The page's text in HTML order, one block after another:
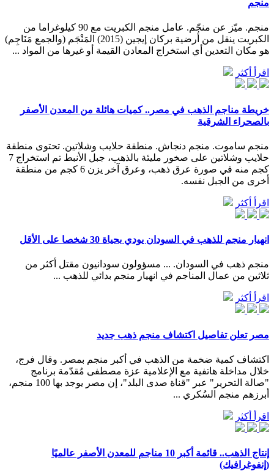
منجم
منجم. ميّز عن منجّم. عامل منجم الكبريت مع 90 كيلوغراما من
الكبريت ينقل من أرضية بركان إيجين (2015) المَنْجَم (والجمع مَنَاجِم)
هو مكان التعدين أي استخراج المعادن القيمة أو غيرها من المواد ...
اقرأ أكثر
خريطة مناجم الذهب في مصر.. كميات هائلة من المعدن الأصفر
بالصحراء الشرقية
منجم ساموت. منجم دنجاش. منطقة حلايب وشلاتين. تحتوى منطقة
حلايب وشلاتين على صخور مليئة بالذهب، جبل الأنبط تم استخراج 7
كجم منه في صورة عرق ذهب، وعرق آخر يزن 6 كجم من منطقة
أخرى من الجبل نفسه.
اقرأ أكثر
انهيار منجم للذهب في السودان يودي بحياة 30 شخصا على الأقل
منجم ذهب في السودان. ... مسؤولون سودانيون مقتل أكثر من
ثلاثين من عمال المناجم في انهيار منجم بدائي للذهب ...
اقرأ أكثر
مصر تعلن تفاصيل اكتشاف منجم ذهب جديد
اكتشاف كمية ضخمة من الذهب في أكبر منجم بمصر. وقال فرج،
خلال مداخلة هاتفية مع الإعلامية عزة مصطفى مُقدّمة برنامج
"صالة التحرير" عبر "قناة صدى البلد"، إن مصر يوجد بها 100 منجم،
أبرزهم منجم السُكري ...
اقرأ أكثر
إنتاج الذهب.. قائمة أكبر 10 مناجم للمعدن الأصفر عالميًا
(إنفوغرافيك)